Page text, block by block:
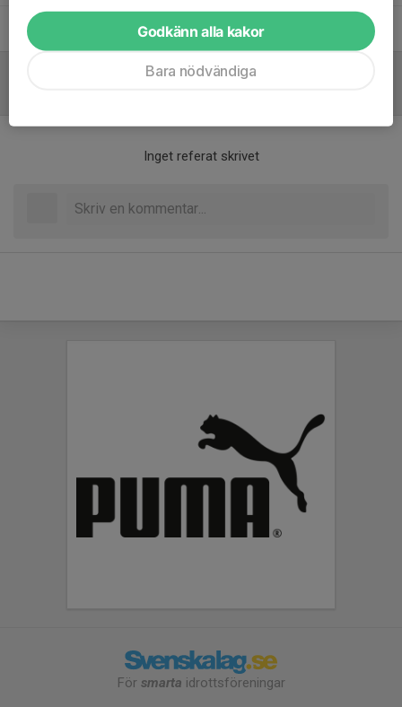
Sofia HildessonLedare - Materialansvarig, Kassör
Inget referat skrivet
För smarta idrottsföreningar
Godkänn alla kakor
Bara nödvändiga